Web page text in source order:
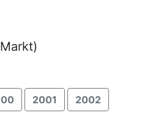
2001 2002